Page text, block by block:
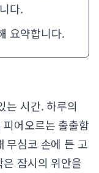
다.
요약합니다.
는 시간. 하루의
어오르는 출출함
무심코 손에 든 고
잠시의 위안을